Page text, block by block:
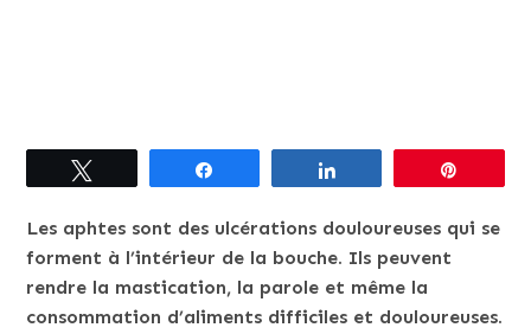
Les aphtes sont des ulcérations douloureuses qui se
forment à l’intérieur de la bouche. Ils peuvent
rendre la mastication, la parole et même la
consommation d’aliments difficiles et douloureuses.